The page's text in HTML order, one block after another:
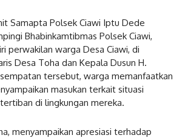
Samapta Polsek Ciawi Iptu Dede
Bhabinkamtibmas Polsek Ciawi,
perwakilan warga Desa Ciawi, di
Desa Toha dan Kepala Dusun H.
tersebut, warga memanfaatkan
masukan terkait situasi
di lingkungan mereka.
menyampaikan apresiasi terhadap